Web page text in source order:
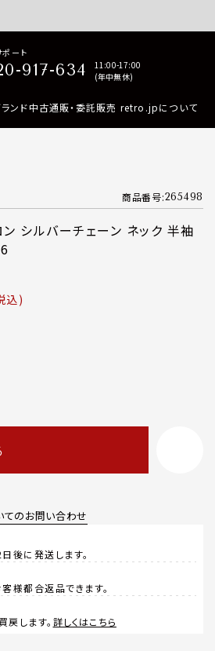
規品保証・返品可能（返品NG記載品を除く）
ート
917-634
11:00-17:00
(年中無休)
ランド中古通販・委託販売 retro.jpについて
商品番号 265498
シルバーチェーン ネック 半袖
込
てのお問い合わせ
後に発送します。
様都合返品できます。
します。 詳しくはこちら